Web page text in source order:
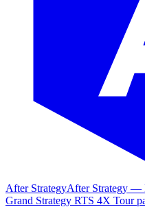
After StrategyAfter Strategy —
Grand Strategy RTS 4X Tour